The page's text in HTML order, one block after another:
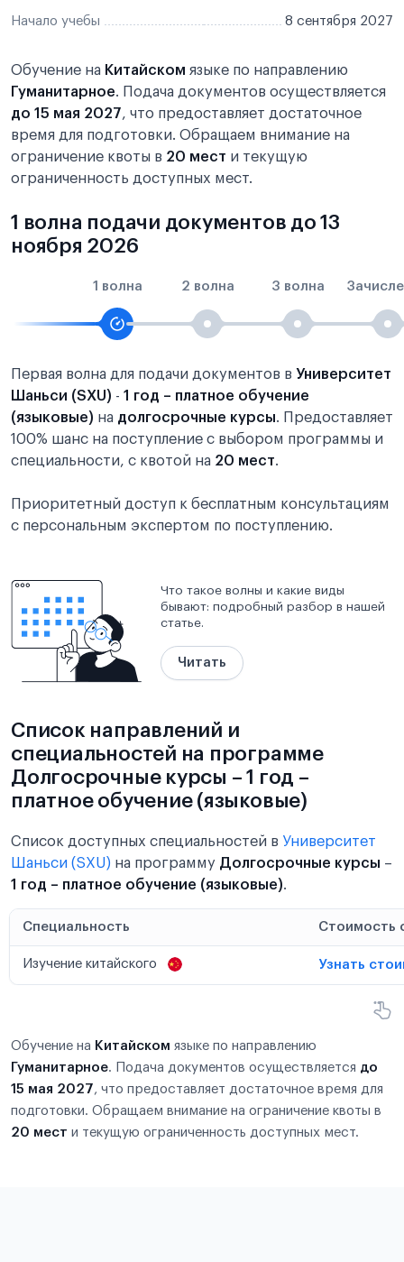
Начало учебы 8 сентября 2027
Обучение на Китайском языке по направлению
Гуманитарное. Подача документов осуществляется
до 15 мая 2027, что предоставляет достаточное
время для подготовки. Обращаем внимание на
ограничение квоты в 20 мест и текущую
ограниченность доступных мест.
1 волна подачи документов до 13
ноября 2026
1 волна 2 волна 3 волна
Первая волна для подачи документов в Университет
Шаньси (SXU) - 1 год – платное обучение
(языковые) на долгосрочные курсы. Предоставляет
100% шанс на поступление с выбором программы и
специальности, с квотой на 20 мест.
Приоритетный доступ к бесплатным консультациям
с персональным экспертом по поступлению.
Что такое волны и какие виды
бывают: подробный разбор в нашей
статье.
Читать
Список направлений и
специальностей на программе
Долгосрочные курсы – 1 год –
платное обучение (языковые)
Список доступных специальностей в Университет
Шаньси (SXU) на программу Долгосрочные курсы –
1 год – платное обучение (языковые).
Специальность Стоимость
Изучение китайского Узнать
Обучение на Китайском языке по направлению
Гуманитарное. Подача документов осуществляется до
15 мая 2027, что предоставляет достаточное время для
подготовки. Обращаем внимание на ограничение квоты в
20 мест и текущую ограниченность доступных мест.